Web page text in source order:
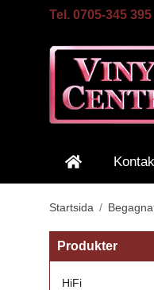
Tel. 0705-345 395
Startsida /
Produkter
HiFi